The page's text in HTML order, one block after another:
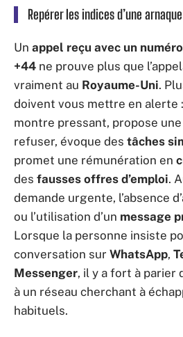
Repérer les indices d’une
Un appel reçu avec un
+44 ne prouve plus que
vraiment au Royaume-Uni.
doivent vous mettre en alerte
montre pressant, propose
refuser, évoque des tâches
promet une rémunération en
des fausses offres d’emploi.
demande urgente, l’absence
ou l’utilisation d’un message
Lorsque la personne insiste
conversation sur WhatsApp,
Messenger, il y a fort à parier
à un réseau cherchant à
habituels.